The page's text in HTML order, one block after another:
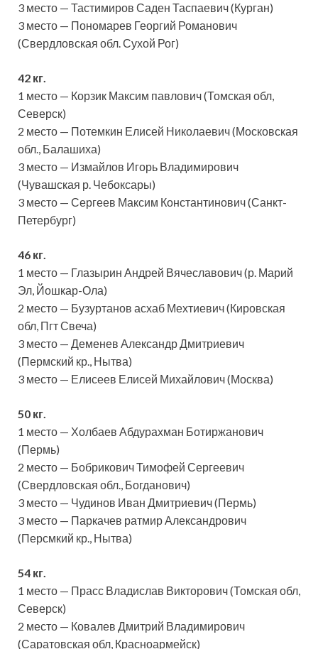
3 место — Тастимиров Саден Таспаевич (Курган)
3 место — Пономарев Георгий Романович
(Свердловская обл. Сухой Рог)
42 кг.
1 место — Корзик Максим павлович (Томская обл,
Северск)
2 место — Потемкин Елисей Николаевич (Московская
обл., Балашиха)
3 место — Измайлов Игорь Владимирович
(Чувашская р. Чебоксары)
3 место — Сергеев Максим Константинович (Санкт-
Петербург)
46 кг.
1 место — Глазырин Андрей Вячеславович (р. Марий
Эл, Йошкар-Ола)
2 место — Бузуртанов асхаб Мехтиевич (Кировская
обл, Пгт Свеча)
3 место — Деменев Александр Дмитриевич
(Пермский кр., Нытва)
3 место — Елисеев Елисей Михайлович (Москва)
50 кг.
1 место — Холбаев Абдурахман Ботиржанович
(Пермь)
2 место — Бобрикович Тимофей Сергеевич
(Свердловская обл., Богданович)
3 место — Чудинов Иван Дмитриевич (Пермь)
3 место — Паркачев ратмир Александрович
(Персмкий кр., Нытва)
54 кг.
1 место — Прасс Владислав Викторович (Томская обл,
Северск)
2 место — Ковалев Дмитрий Владимирович
(Саратовская обл, Красноармейск)